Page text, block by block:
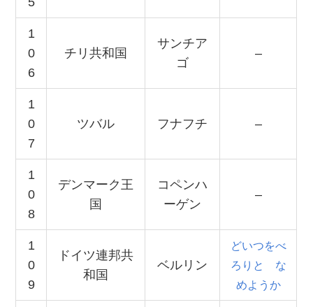
1
0
6
チリ共和国
サンチア
ゴ
–
1
0
7
ツバル フナフチ –
1
0
8
デンマーク王
国
コペンハ
ーゲン
–
1
0
9
ドイツ連邦共
和国
ベルリン
どいつをべ
ろりと な
めようか